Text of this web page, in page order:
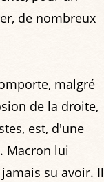
de nombreux
malgré
de la droite,
est, d'une
Macron lui
su avoir. Il